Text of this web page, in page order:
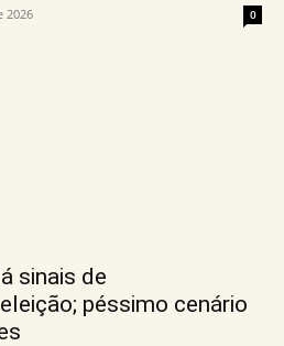
2026 0
sinais de
péssimo cenário